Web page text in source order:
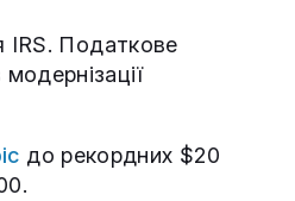
IRS. Податкове
до рекордних $20